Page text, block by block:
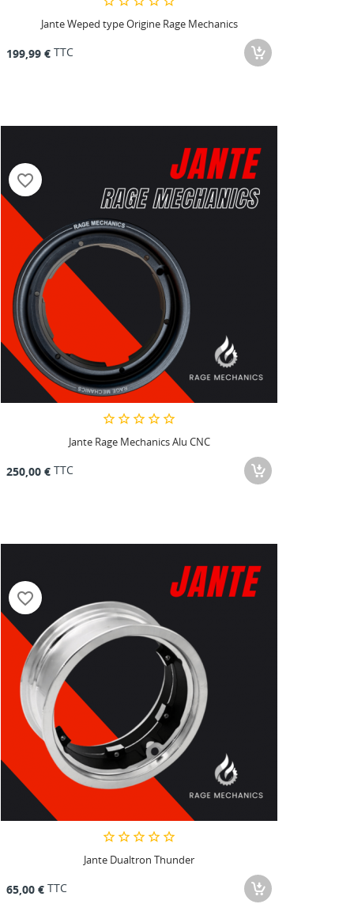
Jante Weped type Origine Rage Mechanics
199,99 € TTC
Jante Rage Mechanics Alu CNC
250,00 € TTC
favorite_border
Jante Dualtron Thunder
65,00 € TTC
favorite_border